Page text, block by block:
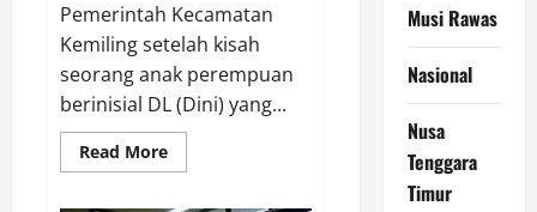
Pemerintah Kecamatan
Kemiling setelah kisah
seorang anak perempuan
berinisial DL (Dini) yang...
Read MoreRead
more
Musi Rawas
Nasional
Nusa
Tenggara
Timur